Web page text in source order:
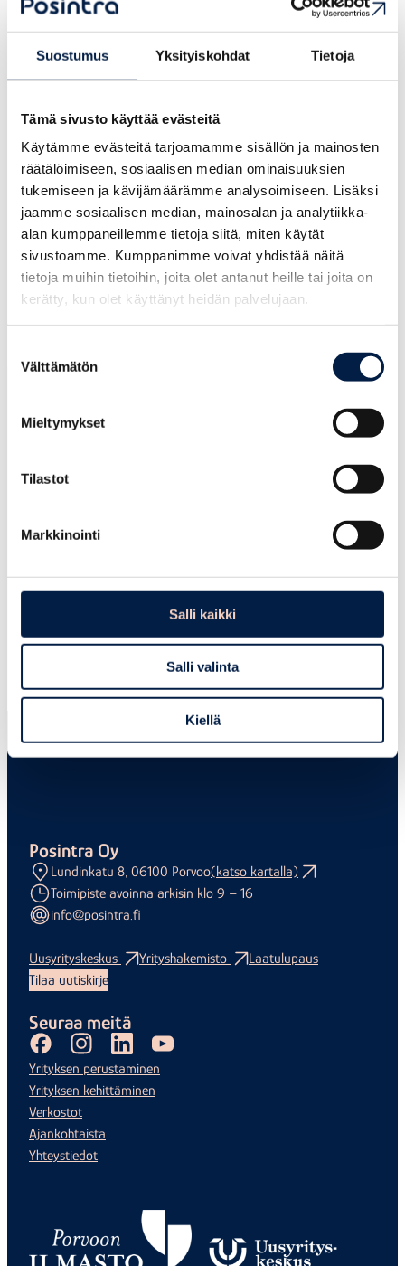
Suostumus Yksityiskohdat Tietoja
Tämä sivusto käyttää evästeitä
Käytämme evästeitä tarjoamamme sisällön ja mainosten
räätälöimiseen, sosiaalisen median ominaisuuksien
tukemiseen ja kävijämäärämme analysoimiseen. Lisäksi
jaamme sosiaalisen median, mainosalan ja analytiikka-
alan kumppaneillemme tietoja siitä, miten käytät
sivustoamme. Kumppanimme voivat yhdistää näitä
tietoja muihin tietoihin, joita olet antanut heille tai joita on
kerätty, kun olet käyttänyt heidän palvelujaan.
valinta
Välttämätön
Mieltymykset
Tilastot
Markkinointi
Salli kaikki
Salli valinta
Kiellä
Kilpilahdesta halutaan kehittää johtava ja kansainvälinen
teollisen ilmastotyön osaamiskeskus, joka toimisi yrityksille
yrityksiä sekä Porvoon kaupungin ja Uudenmaan liiton
edustajia. Tarkoituksena oli pohtia, miten julkinen sektori voisi
tukea Kilpilahden ilmastotyön tavoitteita, jotka ovat aina
yrityskohtaisia.
Osana pohdintaa työryhmä tilasi keväällä selvityksen, jonka
tuotti konsulttiyhtiö Synocus. Selvitys teetettiin Porvoon
kaupungin ja Uudenmaan liiton AKKE-rahoituksella. Voit
ladata selvityksen alta.
Kilpilahti – Forerunner in decarbonization
Esiselvityksen toteutusaika: huhti – syyskuu 2021
Toteuttajat: Posintra Oy, Kilpilahden avainyritykset ja
Synocus
elinkeinoministeriön Uudenmaan liitolle myöntämä
Englanninkielinen raporttiKilpilahti – Forerunner in
decarbonization
Posintra Oy
Lundinkatu 8, 06100 Porvoo(katso kartalla)
Toimipiste avoinna arkisin klo 9 – 16
info@posintra.fi
Uusyrityskeskus Yrityshakemisto
Laatulupaus
Tilaa uutiskirje
Seuraa meitä
FacebookInstagramLinkedInYoutube
Yrityksen perustaminen
Yrityksen kehittäminen
Verkostot
Ajankohtaista
Yhteystiedot